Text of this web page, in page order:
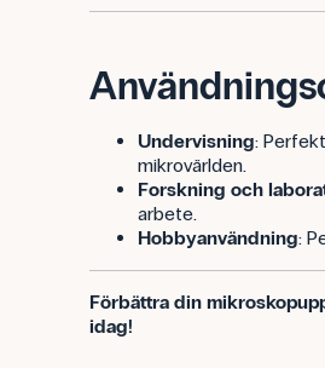
Undervisning:
mikrovärlden.
Forskning och
arbete.
Hobbyanvändning:
Förbättra din
idag!